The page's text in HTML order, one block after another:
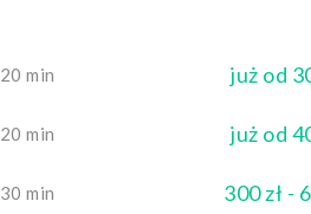
20 min już od
20 min już od
30 min 300 zł -